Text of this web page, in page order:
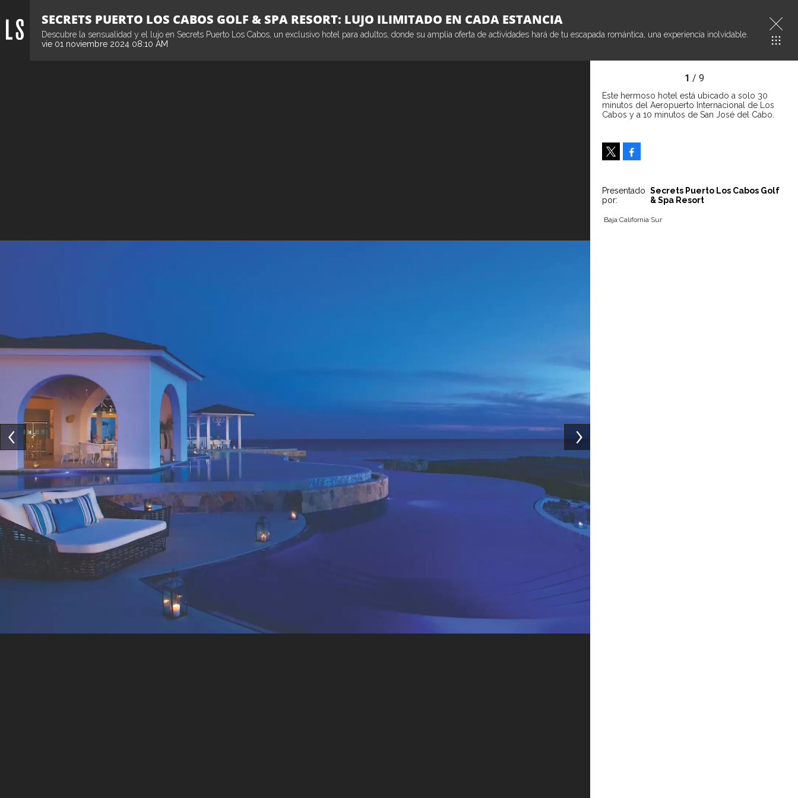
SECRETS PUERTO LOS CABOS GOLF & SPA RESORT: LUJO ILIMITADO EN CADA ESTANCIA
Descubre la sensualidad y el lujo en Secrets Puerto Los Cabos, un exclusivo hotel para adultos, donde su amplia oferta de actividades hará de tu escapada romántica, una experiencia inolvidable.
vie 01 noviembre 2024 08:10 AM
Baja California Sur
1 / 9
Este hermoso hotel está ubicado a solo 30
minutos del Aeropuerto Internacional de Los
Cabos y a 10 minutos de San José del Cabo.
Presentado
por:
Secrets Puerto Los Cabos Golf
& Spa Resort